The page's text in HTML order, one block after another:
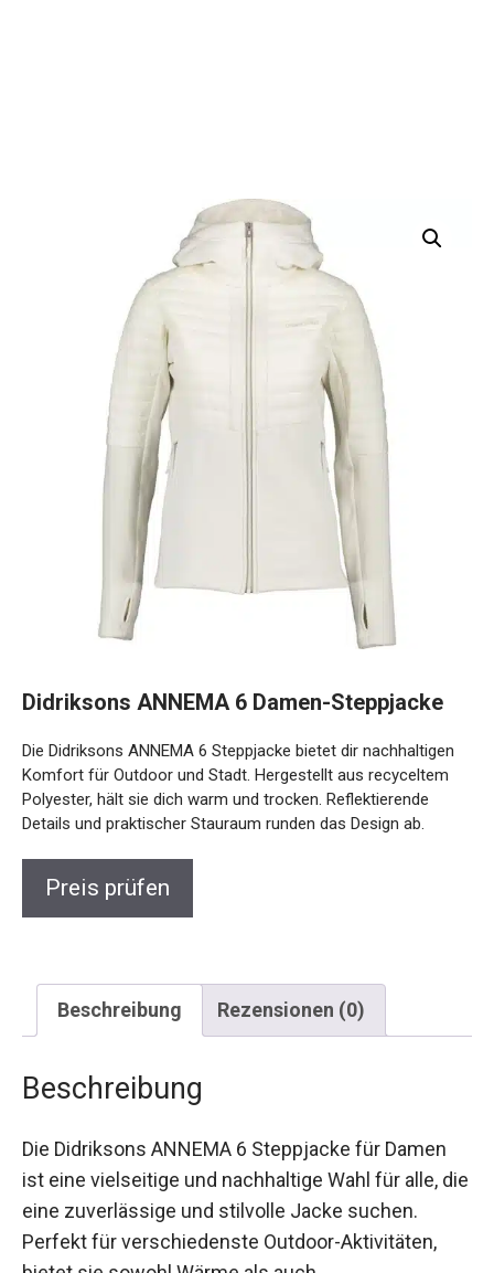
Komfort für Outdoor und Stadt. Hergestellt aus recyceltem
Polyester, hält sie dich warm und trocken. Reflektierende
Details und praktischer Stauraum runden das Design ab.
Beschreibung Rezensionen (0)
Beschreibung
ist eine vielseitige und nachhaltige Wahl für alle,
die eine zuverlässige und stilvolle Jacke suchen.
Perfekt für verschiedenste Outdoor-Aktivitäten,
bietet sie sowohl Wärme als auch